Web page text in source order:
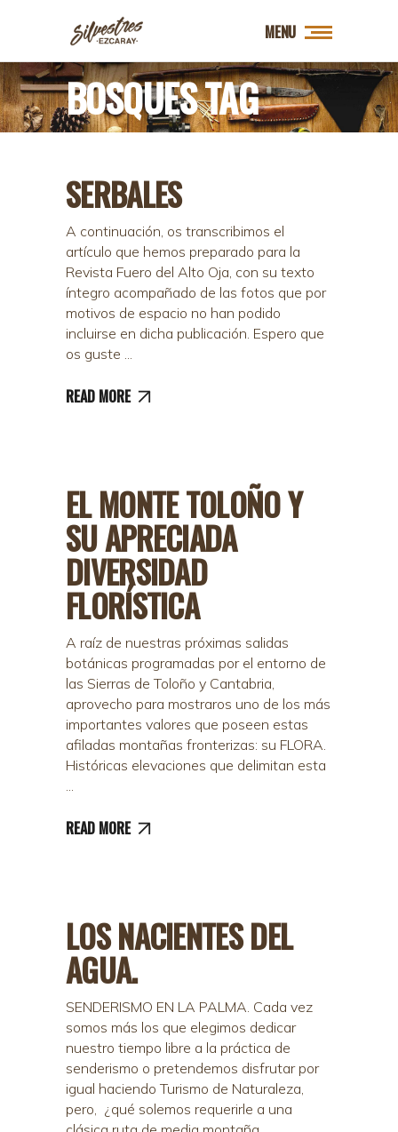
MENU
BOSQUES TAG
SERBALES
A continuación, os transcribimos el
artículo que hemos preparado para la
Revista Fuero del Alto Oja, con su texto
íntegro acompañado de las fotos que por
motivos de espacio no han podido
incluirse en dicha publicación. Espero que
os guste
READ MORE
EL MONTE TOLOÑO Y
SU APRECIADA
DIVERSIDAD
FLORÍSTICA
A raíz de nuestras próximas salidas
botánicas programadas por el entorno de
las Sierras de Toloño y Cantabria,
aprovecho para mostraros uno de los más
importantes valores que poseen estas
afiladas montañas fronterizas: su FLORA.
Históricas elevaciones que delimitan esta
READ MORE
LOS NACIENTES DEL
AGUA.
SENDERISMO EN LA PALMA. Cada vez
somos más los que elegimos dedicar
nuestro tiempo libre a la práctica de
senderismo o pretendemos disfrutar por
igual haciendo Turismo de Naturaleza,
pero, ¿qué solemos requerirle a una